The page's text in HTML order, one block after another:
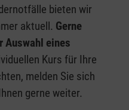
bieten wir
aktuell. Gerne
Auswahl eines
Kurs für Ihre
melden Sie sich
gerne weiter.